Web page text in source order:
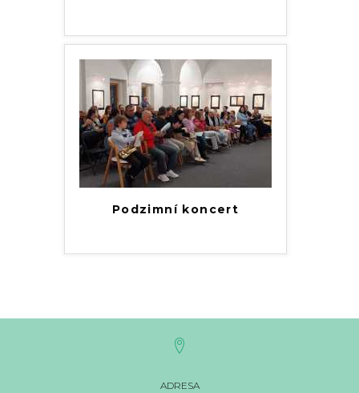
Podzimní koncert
ADRESA